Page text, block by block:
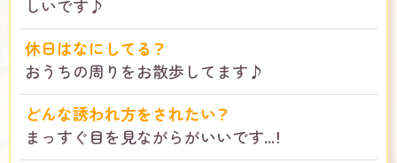
しいです♪
休日はなにしてる？
おうちの周りをお散歩してます♪
どんな誘われ方をされたい？
まっすぐ目を見ながらがいいです...！